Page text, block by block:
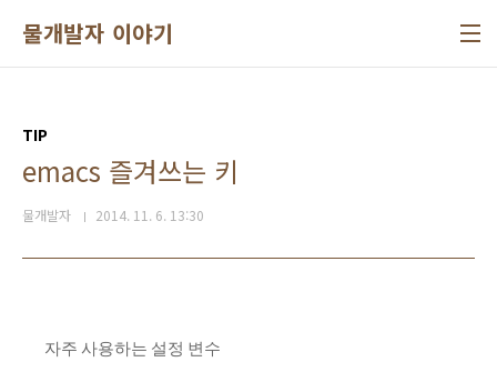
물개발자 이야기
TIP
emacs 즐겨쓰는 키
물개발자 2014. 11. 6. 13:30
자주 사용하는 설정 변수